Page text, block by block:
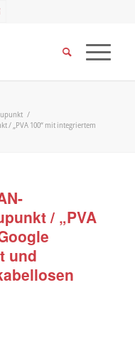
/
/ „PVA 100“ mit integriertem
/ „PVA
und